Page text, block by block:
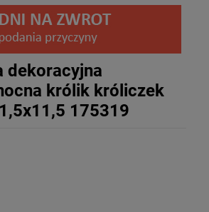
dekoracyjna
królik króliczek
175319